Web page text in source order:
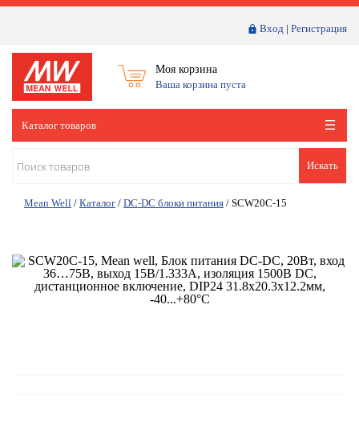
Вход | Регистрация
Моя корзина
Ваша корзина пуста
Каталог товаров
Искать
Mean Well / Каталог / DC-DC блоки питания / SCW20C-15